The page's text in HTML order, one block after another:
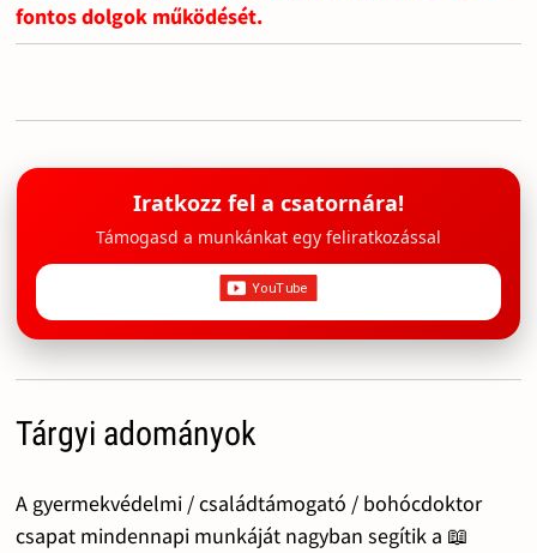
fontos dolgok működését.
Iratkozz fel a csatornára!
Támogasd a munkánkat egy feliratkozással
Tárgyi adományok
A gyermekvédelmi / családtámogató / bohócdoktor
csapat mindennapi munkáját nagyban segítik a 📖